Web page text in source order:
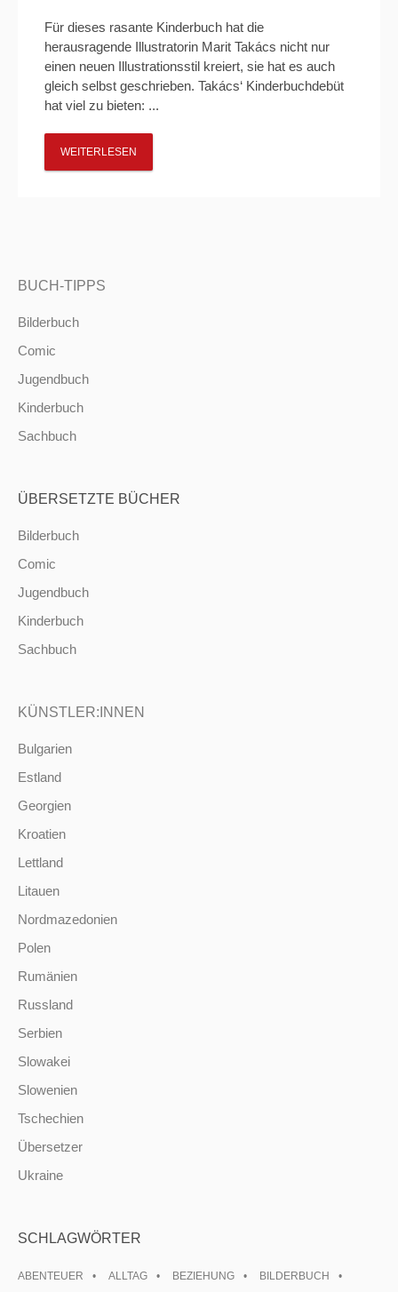
Für dieses rasante Kinderbuch hat die
herausragende Illustratorin Marit Takács nicht nur
einen neuen Illustrationsstil kreiert, sie hat es auch
gleich selbst geschrieben. Takács‘ Kinderbuchdebüt
hat viel zu bieten: ...
WEITERLESEN
BUCH-TIPPS
Bilderbuch
Comic
Jugendbuch
Kinderbuch
Sachbuch
ÜBERSETZTE BÜCHER
Bilderbuch
Comic
Jugendbuch
Kinderbuch
Sachbuch
KÜNSTLER:INNEN
Bulgarien
Estland
Georgien
Kroatien
Lettland
Litauen
Nordmazedonien
Polen
Rumänien
Russland
Serbien
Slowakei
Slowenien
Tschechien
Übersetzer
Ukraine
SCHLAGWÖRTER
ABENTEUER ALLTAG BEZIEHUNG
BILDERBUCH